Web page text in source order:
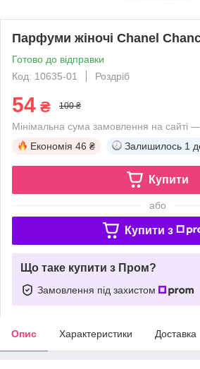
Парфуми жіночі Chanel
Готово до відправки
Код: 10635-01
Роздріб
54 ₴ 100 ₴
Мінімальна сума замовлення на сайті
Економія 46 ₴ Залишилось 1
Купити
або
Купити з
Що таке купити з Пром?
Замовлення під захистом
Опис Характеристики Доставка